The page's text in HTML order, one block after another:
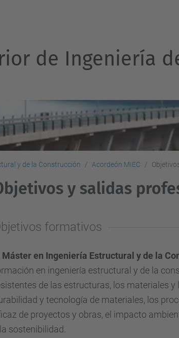
de Ingeniería
y de la Construcción Acordeón MIEC
y salidas
formativos
Máster en Ingeniería Estructural y de la
en ingeniería estructural y de la
de las estructuras, los materiales
y tecnología de materiales, los
de proyectos y obras, el impacto
sostenibilidad.